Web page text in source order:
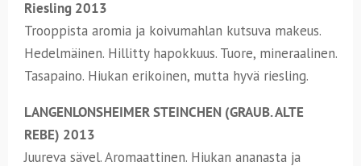
Riesling 2013
Trooppista aromia ja koivumahlan kutsuva makeus.
Hedelmäinen. Hillitty hapokkuus. Tuore, mineraalinen.
Tasapaino. Hiukan erikoinen, mutta hyvä riesling.
LANGENLONSHEIMER STEINCHEN (GRAUB. ALTE
REBE) 2013
Juureva sävel. Aromaattinen. Hiukan ananasta ja